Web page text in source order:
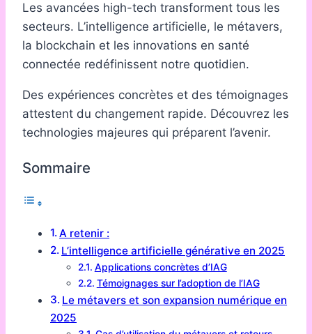
Les avancées high-tech transforment tous les
secteurs. L’intelligence artificielle, le métavers,
la blockchain et les innovations en santé
connectée redéfinissent notre quotidien.
Des expériences concrètes et des témoignages
attestent du changement rapide. Découvrez les
technologies majeures qui préparent l’avenir.
Sommaire
A retenir :
L’intelligence artificielle générative en 2025
Applications concrètes d’IAG
Témoignages sur l’adoption de l’IAG
Le métavers et son expansion numérique en
2025